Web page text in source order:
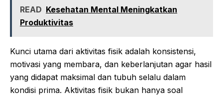
READ Kesehatan Mental Meningkatkan
Produktivitas
Kunci utama dari aktivitas fisik adalah konsistensi,
motivasi yang membara, dan keberlanjutan agar hasil
yang didapat maksimal dan tubuh selalu dalam
kondisi prima. Aktivitas fisik bukan hanya soal